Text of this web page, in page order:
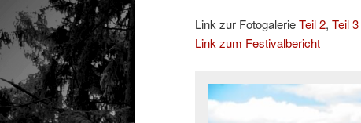
Link zur FotogalerieTeil 2, Teil 3
Link zum Festivalbericht